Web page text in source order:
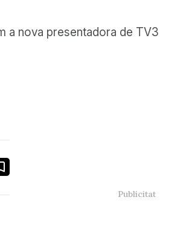
a nova presentadora de TV3